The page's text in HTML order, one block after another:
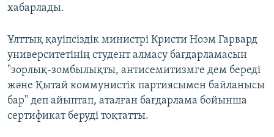
хабарлады.
Ұлттық қауіпсіздік министрі Кристи Ноэм Гарвард
университетінің студент алмасу бағдарламасын
"зорлық-зомбылықты, антисемитизмге дем береді
және Қытай коммунистік партиясымен байланысы
бар" деп айыптап, аталған бағдарлама бойынша
сертификат беруді тоқтатты.